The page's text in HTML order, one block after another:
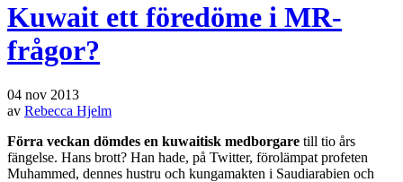
Kuwait ett föredöme i MR-
frågor?
04 nov 2013
av Rebecca Hjelm
Förra veckan dömdes en kuwaitisk medborgare till tio års
fängelse. Hans brott? Han hade, på Twitter, förolämpat profeten
Muhammed, dennes hustru och kungamakten i Saudiarabien och